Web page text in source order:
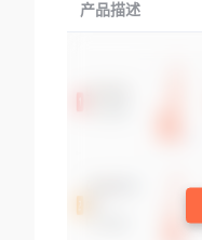
产品描述